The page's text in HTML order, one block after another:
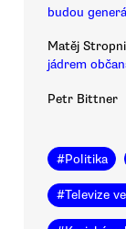
budou
Matěj
jádrem
Petr Bittner
#Politika
#Televize